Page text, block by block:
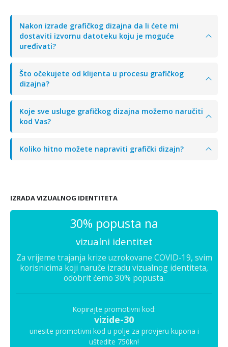
Nakon izrade grafičkog dizajna da li ćete mi
dostaviti izvornu datoteku koju je moguće
uređivati?
Što očekujete od klijenta u procesu grafičkog
dizajna?
Koje sve usluge grafičkog dizajna možemo naručiti
kod Vas?
Koliko hitno možete napraviti grafički dizajn?
IZRADA VIZUALNOG IDENTITETA
30% popusta na
vizualni identitet
Za vrijeme trajanja krize uzrokovane COVID-19, svim
korisnicima koji naruče izradu vizualnog identiteta,
odobrit ćemo 30% popusta.
Kopirajte promotivni kod:
vizide-30
unesite promotivni kod u polje za provjeru kupona i
uštedite 750kn!